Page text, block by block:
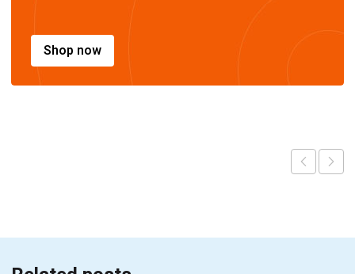
Shop now